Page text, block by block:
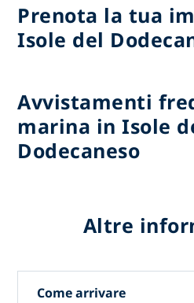
Prenota la tua
Isole del
Avvistamenti
marina in Isole
Dodecaneso
Altre
Come arrivare